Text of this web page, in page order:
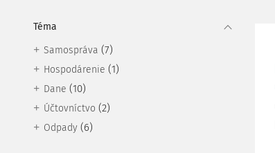
Téma
Samospráva (7)
Hospodárenie (1)
Dane (10)
Účtovníctvo (2)
Odpady (6)